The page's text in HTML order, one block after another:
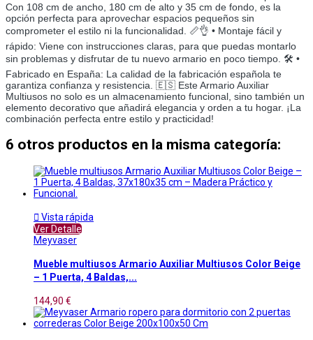
Con 108 cm de ancho, 180 cm de alto y 35 cm de fondo, es la
opción perfecta para aprovechar espacios pequeños sin
comprometer el estilo ni la funcionalidad. 📏👌 • Montaje fácil y
rápido: Viene con instrucciones claras, para que puedas montarlo
sin problemas y disfrutar de tu nuevo armario en poco tiempo. 🛠️ •
Fabricado en España: La calidad de la fabricación española te
garantiza confianza y resistencia. 🇪🇸 Este Armario Auxiliar
Multiusos no solo es un almacenamiento funcional, sino también un
elemento decorativo que añadirá elegancia y orden a tu hogar. ¡La
combinación perfecta entre estilo y practicidad!
6 otros productos en la misma categoría:
 Vista rápida
Ver Detalle
Meyvaser
Mueble multiusos Armario Auxiliar Multiusos Color Beige
– 1 Puerta, 4 Baldas,...
144,90 €